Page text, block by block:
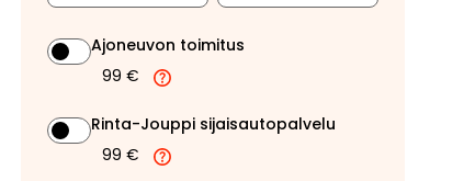
Ajoneuvon toimitus
99 €
Rinta-Jouppi sijaisautopalvelu
99 €